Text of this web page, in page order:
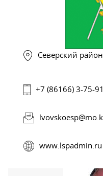
Северский
+7 (86166) 3-75-91
www.lspadmin.ru